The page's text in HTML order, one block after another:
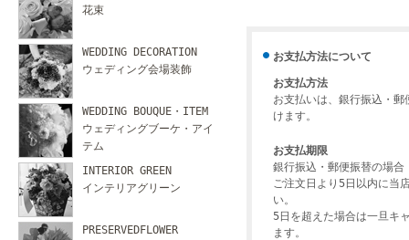
花束
WEDDING DECORATION
ウェディング会場装飾
WEDDING BOUQUE・ITEM
ウェディングブーケ・アイ
テム
INTERIOR GREEN
インテリアグリーン
PRESERVEDFLOWER
お支払方法について
お支払方法
お支払いは、銀行振込・
けます。
お支払期限
銀行振込・郵便振替の場合
ご注文日より5日以内に当
い。
5日を超えた場合は一旦キ
ます。